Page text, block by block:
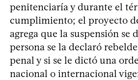
penitenciaría y durante el
cumplimiento; el proyecto
agrega que la suspensión se
persona se la declaró
penal y si se le dictó una
nacional o internacional